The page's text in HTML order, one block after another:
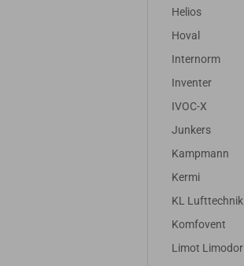
Helios
Hoval
Internorm
Inventer
IVOC-X
Junkers
Kampmann
Kermi
KL Lufttechnik
Komfovent
Limot Limodor